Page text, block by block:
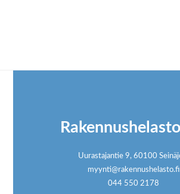
Uurastajantie 9, 60100
myynti@rakennushelasto.fi
044 550 2178